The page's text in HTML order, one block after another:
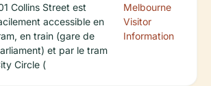
Collins Street est
accessible en
en train (gare de
et par le tram
Circle (
Melbourne
Visitor
Information